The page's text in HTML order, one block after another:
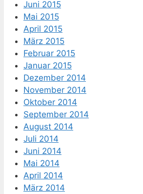
Juni 2015
Mai 2015
April 2015
März 2015
Februar 2015
Januar 2015
Dezember 2014
November 2014
Oktober 2014
September 2014
August 2014
Juli 2014
Juni 2014
Mai 2014
April 2014
März 2014